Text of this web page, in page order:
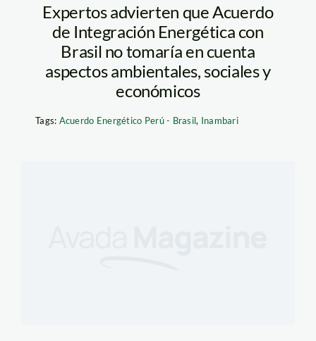
Expertos advierten que Acuerdo
de Integración Energética con
Brasil no tomaría en cuenta
aspectos ambientales, sociales y
económicos
Tags: Acuerdo Energético Perú - Brasil, Inambari